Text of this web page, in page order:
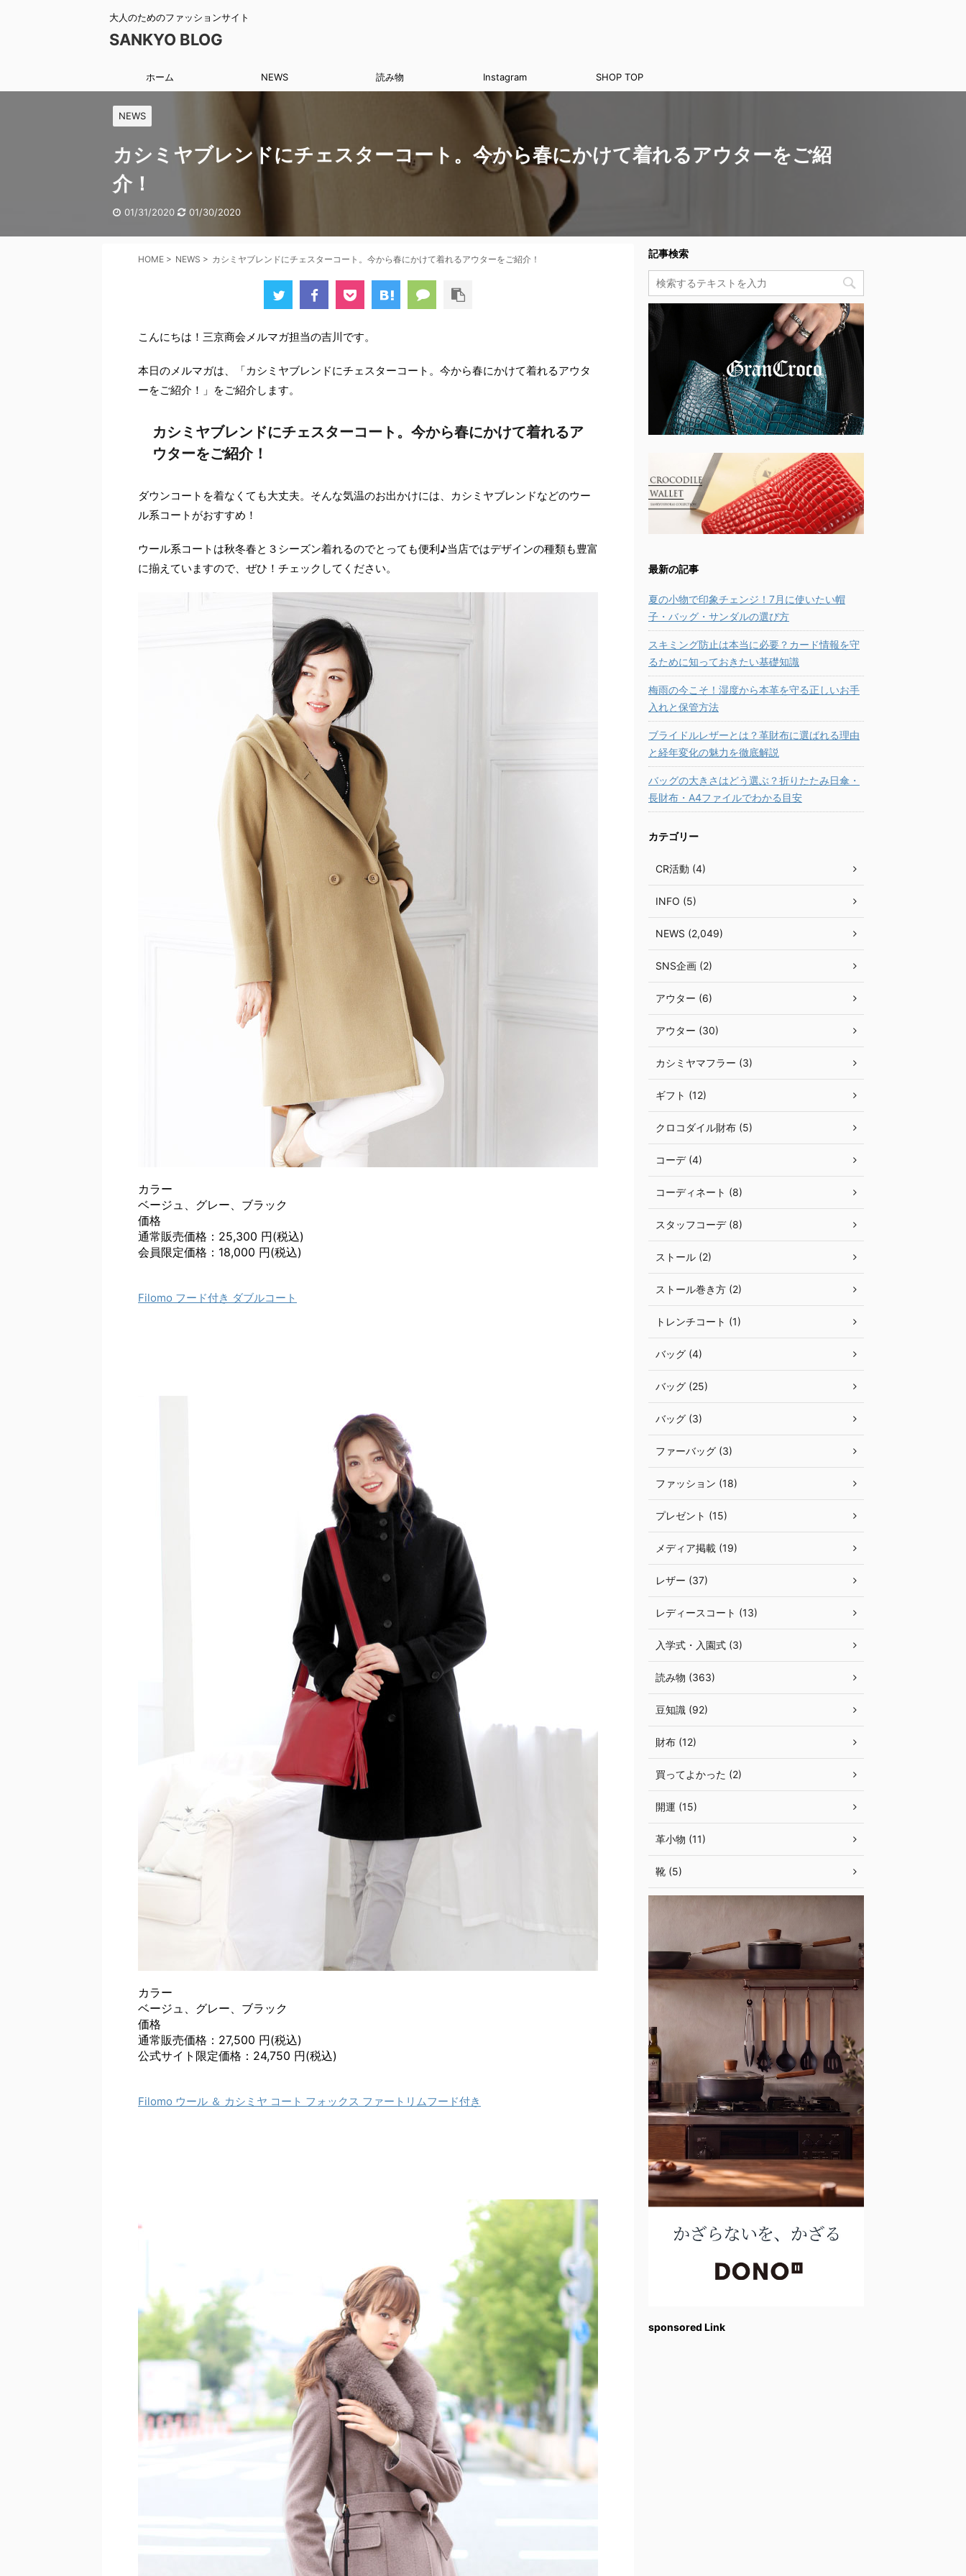
大人のためのファッションサイト
SANKYO BLOG
ホーム NEWS 読み物 Instagram SHOP TOP
NEWS
カシミヤブレンドにチェスターコート。今から春にかけて着れるアウターをご紹
介！
01/31/2020 01/30/2020
HOME > NEWS > カシミヤブレンドにチェスターコート。今から春にかけて着れるアウターをご紹介！
こんにちは！三京商会メルマガ担当の吉川です。
本日のメルマガは、「カシミヤブレンドにチェスターコート。今から春にかけて着れるアウタ
ーをご紹介！」をご紹介します。
カシミヤブレンドにチェスターコート。今から春にかけて着れるア
ウターをご紹介！
ダウンコートを着なくても大丈夫。そんな気温のお出かけには、カシミヤブレンドなどのウー
ル系コートがおすすめ！
ウール系コートは秋冬春と３シーズン着れるのでとっても便利♪当店ではデザインの種類も豊富
に揃えていますので、ぜひ！チェックしてください。
カラー
ベージュ、グレー、ブラック
価格
通常販売価格：25,300 円(税込)
会員限定価格：18,000 円(税込)
Filomo フード付き ダブルコート
カラー
ベージュ、グレー、ブラック
価格
通常販売価格：27,500 円(税込)
公式サイト限定価格：24,750 円(税込)
Filomo ウール ＆ カシミヤ コート フォックス ファートリムフード付き
記事検索
最新の記事
夏の小物で印象チェンジ！7月に使いたい帽
子・バッグ・サンダルの選び方
スキミング防止は本当に必要？カード情報を守
るために知っておきたい基礎知識
梅雨の今こそ！湿度から本革を守る正しいお手
入れと保管方法
ブライドルレザーとは？革財布に選ばれる理由
と経年変化の魅力を徹底解説
バッグの大きさはどう選ぶ？折りたたみ日傘・
長財布・A4ファイルでわかる目安
カテゴリー
CR活動 (4)
INFO (5)
NEWS (2,049)
SNS企画 (2)
アウター (6)
アウター (30)
カシミヤマフラー (3)
ギフト (12)
クロコダイル財布 (5)
コーデ (4)
コーディネート (8)
スタッフコーデ (8)
ストール (2)
ストール巻き方 (2)
トレンチコート (1)
バッグ (4)
バッグ (25)
バッグ (3)
ファーバッグ (3)
ファッション (18)
プレゼント (15)
メディア掲載 (19)
レザー (37)
レディースコート (13)
入学式・入園式 (3)
読み物 (363)
豆知識 (92)
財布 (12)
買ってよかった (2)
開運 (15)
革小物 (11)
靴 (5)
sponsored Link